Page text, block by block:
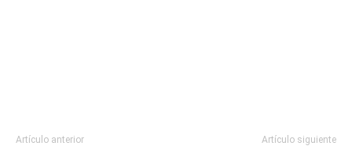
Artículo anterior Artículo siguiente